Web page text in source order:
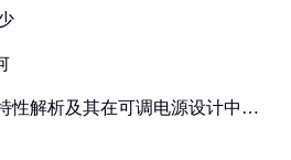
性解析及其在可调电源设计中的